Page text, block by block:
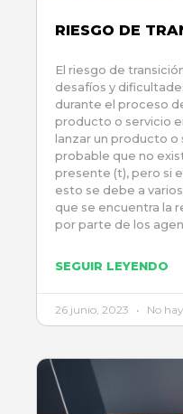
RIESGO DE
El riesgo de
desafíos y
durante el proceso
producto o servicio
lanzar un producto o
probable que no
presente (t), pero si
esto se debe a
que se encuentra la
por parte de los
SEGUIR LEYENDO
26 junio, 2023 No